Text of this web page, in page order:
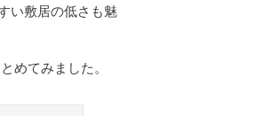
い敷居の低さも魅
めてみました。